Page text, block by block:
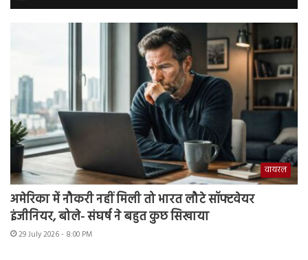
वायरल
अमेरिका में नौकरी नहीं मिली तो भारत लौटे सॉफ्टवेयर
इंजीनियर, बोले- संघर्ष ने बहुत कुछ सिखाया
29 July 2026 - 8:00 PM